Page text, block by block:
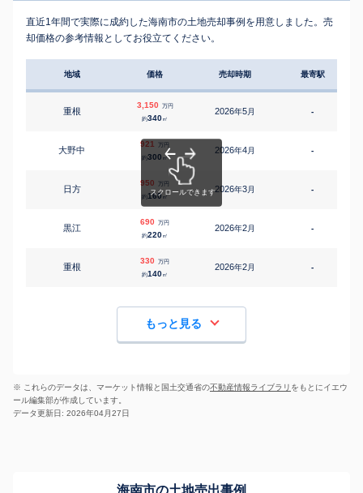
直近1年間で実際に成約した海南市の土地売却事例を用意しました。売
却価格の参考情報としてお役立てください。
地域 価格 売却時期 最寄駅
重根
3,150 万円
約340㎡
2026年5月 -
大野中
921 万円
約300 ㎡
2026年4月 -
日方
950 万円
約160㎡
2026年3月 -
黒江
690 万円
約220㎡
2026年2月 -
重根
330 万円
約140㎡
2026年2月 -
もっと見る
※ これらのデータは、マーケット情報と国土交通省の不動産情報ライブラリ をもとにイエウ
ール編集部が作成しています。
データ更新日: 2026年04月27日
海南市の土地売出事例